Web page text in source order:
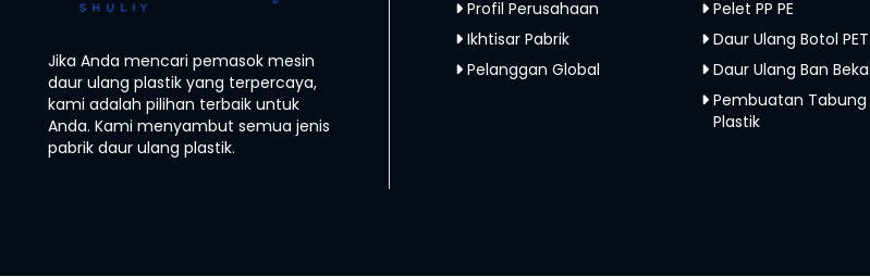
Jika Anda mencari pemasok mesin
daur ulang plastik yang terpercaya,
kami adalah pilihan terbaik untuk
Anda. Kami menyambut semua jenis
pabrik daur ulang plastik.
Profil Perusahaan
Ikhtisar Pabrik
Pelanggan Global
Pelet PP PE
Daur Ulang Botol PET
Daur Ulang Ban
Pembuatan Tabung
Plastik